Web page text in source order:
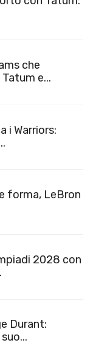
che
e...
i Warriors:
forma, LeBron
2028 con
Durant: